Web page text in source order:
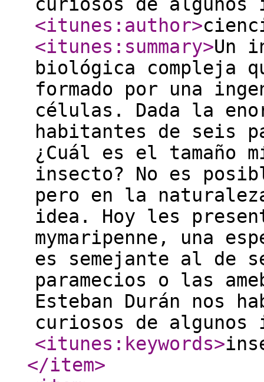
<itunes:author>
<itunes:summary>Un
biológica compleja
formado por una
células. Dada la
habitantes de seis
¿Cuál es el tamaño
insecto? No es
pero en la
idea. Hoy les
mymaripenne, una
es semejante al de
paramecios o las
Esteban Durán nos
curiosos de algunos
<itunes:keywords>
</item>